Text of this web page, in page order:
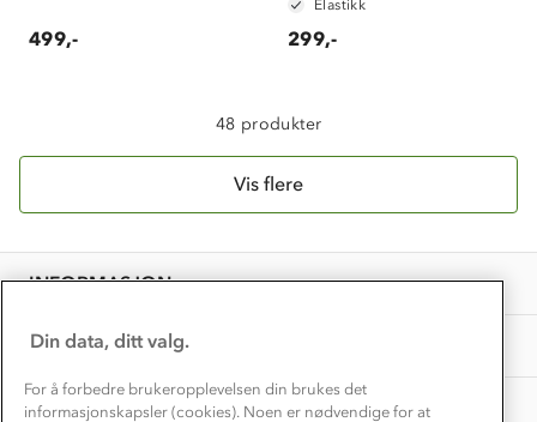
499,-
Elastikk
299,-
48 produkter
Vis flere
INFORMASJON
Våre butikker
Bedrift, barnehage og SFO
Presse
OM OSS
Dyreetikk
Samarbeide med oss?
TIPS OG RÅD
Dette trenger du til barnehagen
Store størrelser
Turmat oppskrifter
Beredskap
Norgesferie 🇳🇴
Få turinspirasjon og tips her⛰
Overnatte utendørs⛺
Leirskole 🥾
Barnehageansatt
Din data, ditt valg.
For å forbedre brukeropplevelsen din brukes det
informasjonskapsler (cookies). Noen er nødvendige for at